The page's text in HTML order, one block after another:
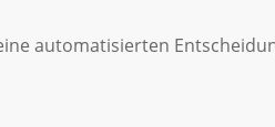
automatisierten